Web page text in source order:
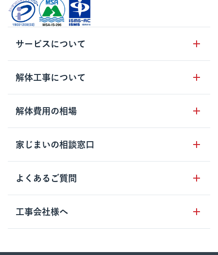
サービスについて
サービスの流れ
サービスのメリット
クラッソーネの自治体連携
お客さまの声
空き家の処分を検討のお客様へ
解体工事について
解体工事の基礎知識
解体工事に関わる法律
用語集
解体費用の相場
木造住宅の相場
鉄骨造住宅の相場
RC造住宅の相場
家じまいの相談窓口
家じまいの相談窓口
よくあるご質問
クラッソーネの利用方法
工事の進め方
工事会社様へ